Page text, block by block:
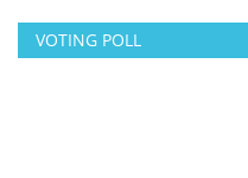
VOTING POLL